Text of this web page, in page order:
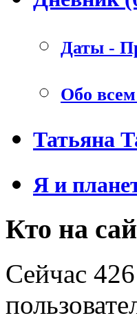
Даты -
Обо
Татьяна
Я и
Кто на
Сейчас